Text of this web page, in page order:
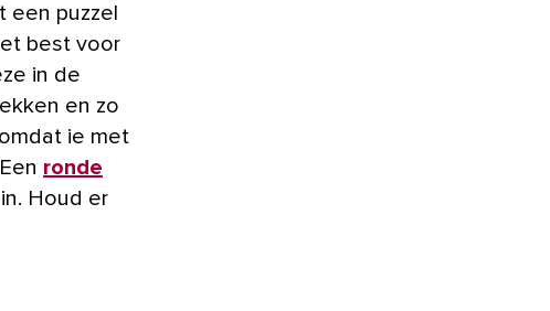
een puzzel
best voor
in de
en zo
ie met
ronde
Houd er